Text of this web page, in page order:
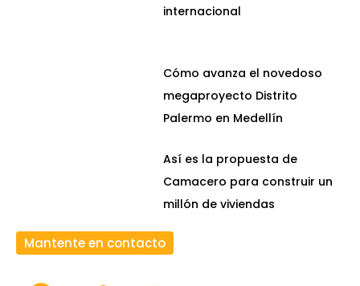
internacional
Cómo avanza el novedoso
megaproyecto Distrito
Palermo en Medellín
Así es la propuesta de
Camacero para construir un
millón de viviendas
Mantente en contacto